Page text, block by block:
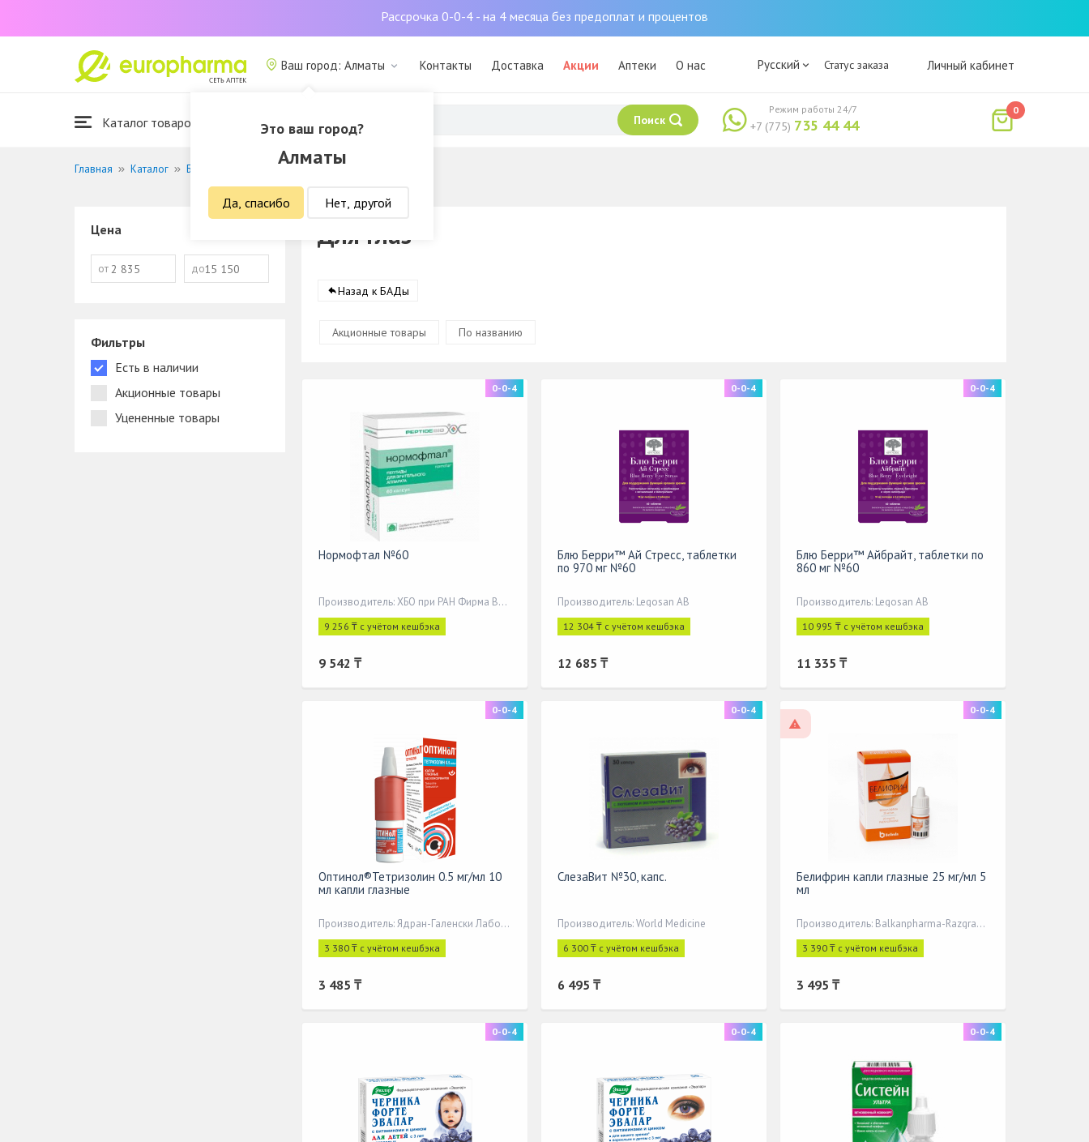
Рассрочка 0-0-4 - на 4 месяца без предоплат и процентов
Ваш город: Алматы
Это ваш город?
Алматы
Да, спасибо Нет, другой
Контакты Доставка Акции Аптеки О нас Русский Статус заказа Личный кабинет
Каталог товаров Поиск +7 (775) 735 44 44
Режим работы 24/7 0
Главная Каталог БАДы
Цена
от до
Фильтры
Есть в наличии
Акционные товары
Уцененные товары
Для глаз
Назад к БАДы
Акционные товары По названию
0-0-4
Нормофтал №60
Производитель: ХБО при РАН Фирма Вита
9 256 ₸ с учётом кешбэка
9 542 ₸
0-0-4
Блю Берри™ Ай Стресс, таблетки
по 970 мг №60
Производитель: Legosan AB
12 304 ₸ с учётом кешбэка
12 685 ₸
0-0-4
Блю Берри™ Айбрайт, таблетки по
860 мг №60
Производитель: Legosan AB
10 995 ₸ с учётом кешбэка
11 335 ₸
0-0-4
Оптинол®Тетризолин 0.5 мг/мл 10
мл капли глазные
Производитель: Ядран-Галенски Лабораторий а.о.
3 380 ₸ с учётом кешбэка
3 485 ₸
0-0-4
СлезаВит №30, капс.
Производитель: World Medicine
6 300 ₸ с учётом кешбэка
6 495 ₸
0-0-4
Белифрин капли глазные 25 мг/мл 5
мл
Производитель: Balkanpharma-Razgrad AD
3 390 ₸ с учётом кешбэка
3 495 ₸
0-0-4 0-0-4 0-0-4